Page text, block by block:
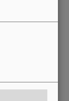
GSI
of high
and Beams
Groening, K.-O.